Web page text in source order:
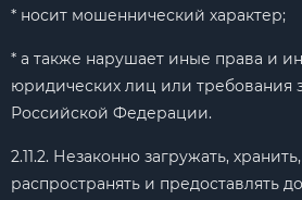
* носит мошеннический характер;
* а также нарушает иные права и
юридических лиц или требования
Российской Федерации.
2.11.2. Незаконно загружать,
распространять и предоставлять